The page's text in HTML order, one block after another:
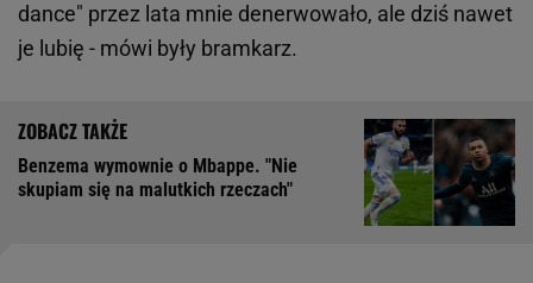
dance" przez lata mnie denerwowało, ale dziś nawet
je lubię - mówi były bramkarz.
Benzema wymownie o Mbappe. "Nie
skupiam się na malutkich rzeczach"